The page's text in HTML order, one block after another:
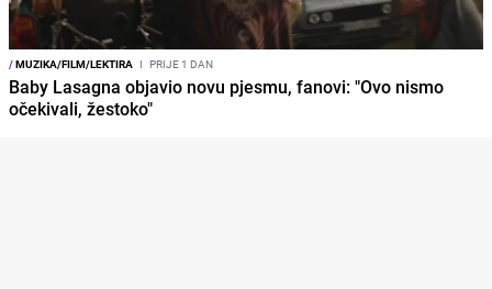
/MUZIKA/FILM/LEKTIRA I PRIJE 1 DAN
Baby Lasagna objavio novu pjesmu, fanovi: "Ovo nismo
očekivali, žestoko"